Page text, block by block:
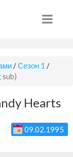
/Сезон 1 /
sub)
Hearts
09.02.1995